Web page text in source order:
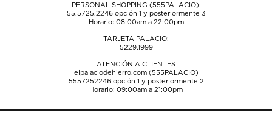
PERSONAL SHOPPING (555PALACIO):
55.5725.2246opción 1 y posteriormente 3
Horario: 08:00am a 22:00pm
TARJETA PALACIO:
5229.1999
ATENCIÓN A CLIENTES
elpalaciodehierro.com (555PALACIO)
5557252246opción 1 y posteriormente 2
Horario: 09:00am a 21:00pm